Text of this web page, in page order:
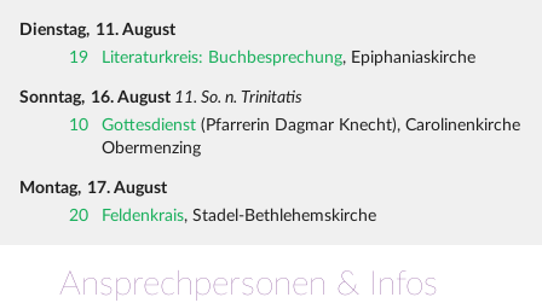
Dienstag, 11. August
19
Literaturkreis: Buchbesprechung, Epiphaniaskirche
Sonntag, 16. August 11. So. n. Trinitatis
10
Gottesdienst (Pfarrerin Dagmar Knecht), Carolinenkirche
Obermenzing
Montag, 17. August
20
Feldenkrais, Stadel-Bethlehemskirche
Ansprechpersonen & Infos